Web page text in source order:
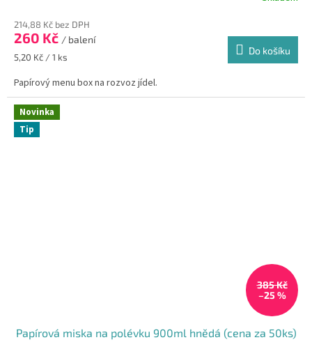
214,88 Kč bez DPH
260 Kč / balení
Měrná
5,20 Kč / 1 ks
Do košíku
Papírový menu box na rozvoz jídel.
Novinka
Tip
385 Kč
–25 %
Papírová miska na polévku 900ml hnědá (cena za 50ks)